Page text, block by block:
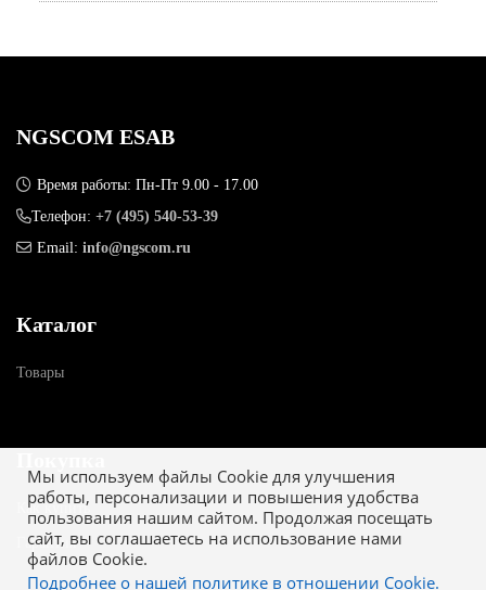
Мы используем файлы Cookie для улучшения
работы, персонализации и повышения удобства
пользования нашим сайтом. Продолжая посещать
сайт, вы соглашаетесь на использование нами
файлов Cookie.
Подробнее о нашей политике в отношении Cookie.
NGSCOM ESAB
Время работы: Пн-Пт 9.00 - 17.00
Телефон: +7 (495) 540-53-39
Email: info@ngscom.ru
Каталог
Товары
Как купить
Гарантия